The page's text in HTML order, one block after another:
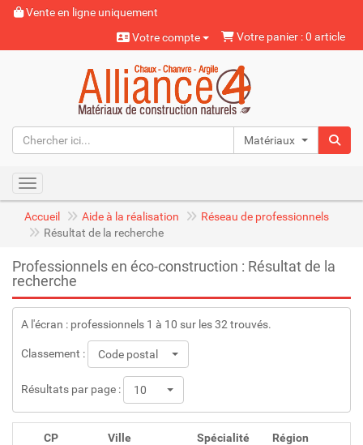
Vente en ligne uniquement
Votre compte
Votre panier : 0 article
Matériaux naturels
Toggle navigation
Accueil Aide à la réalisation
Réseau de professionnels
Résultat de la recherche
Professionnels en éco-construction : Résultat de la
recherche
A l'écran : professionnels 1 à 10 sur les 32 trouvés.
Classement : Code postal
Résultats par page : 10
CP Ville Spécialité Région